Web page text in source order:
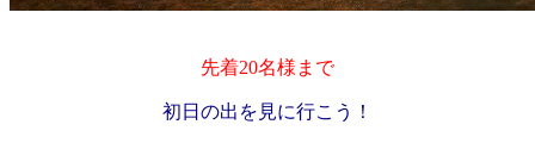
先着20名様まで
初日の出を見に行こう！